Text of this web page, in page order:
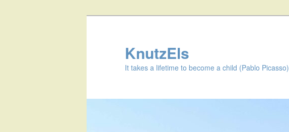
KnutzEls
It takes a lifetime to become a child (Pablo Picasso)